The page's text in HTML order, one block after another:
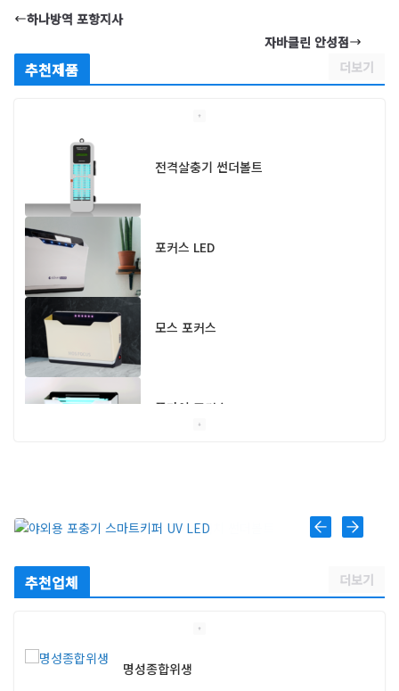
하나방역 포항지사
자바클린 안성점
추천제품 더보기
전격살충기 썬더볼트
포커스 LED
모스 포커스
플라이 포커스
추천업체 더보기
명성종합위생